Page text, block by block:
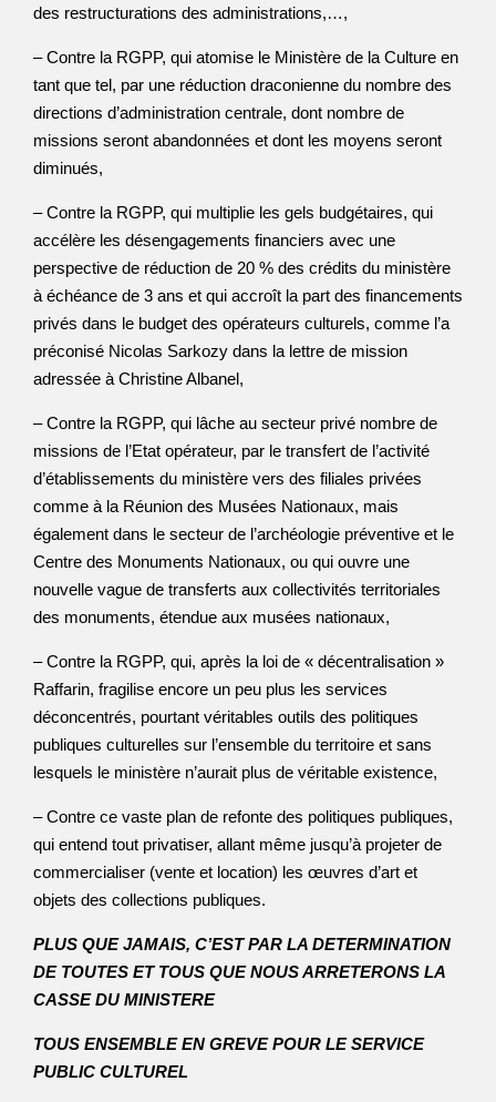
des restructurations des administrations,…,
– Contre la RGPP, qui atomise le Ministère de la Culture en
tant que tel, par une réduction draconienne du nombre des
directions d’administration centrale, dont nombre de
missions seront abandonnées et dont les moyens seront
diminués,
– Contre la RGPP, qui multiplie les gels budgétaires, qui
accélère les désengagements financiers avec une
perspective de réduction de 20 % des crédits du ministère
à échéance de 3 ans et qui accroît la part des financements
privés dans le budget des opérateurs culturels, comme l’a
préconisé Nicolas Sarkozy dans la lettre de mission
adressée à Christine Albanel,
– Contre la RGPP, qui lâche au secteur privé nombre de
missions de l’Etat opérateur, par le transfert de l’activité
d’établissements du ministère vers des filiales privées
comme à la Réunion des Musées Nationaux, mais
également dans le secteur de l’archéologie préventive et le
Centre des Monuments Nationaux, ou qui ouvre une
nouvelle vague de transferts aux collectivités territoriales
des monuments, étendue aux musées nationaux,
– Contre la RGPP, qui, après la loi de « décentralisation »
Raffarin, fragilise encore un peu plus les services
déconcentrés, pourtant véritables outils des politiques
publiques culturelles sur l’ensemble du territoire et sans
lesquels le ministère n’aurait plus de véritable existence,
– Contre ce vaste plan de refonte des politiques publiques,
qui entend tout privatiser, allant même jusqu’à projeter de
commercialiser (vente et location) les œuvres d’art et
objets des collections publiques.
PLUS QUE JAMAIS, C’EST PAR LA DETERMINATION
DE TOUTES ET TOUS QUE NOUS ARRETERONS LA
CASSE DU MINISTERE
TOUS ENSEMBLE EN GREVE POUR LE SERVICE
PUBLIC CULTUREL